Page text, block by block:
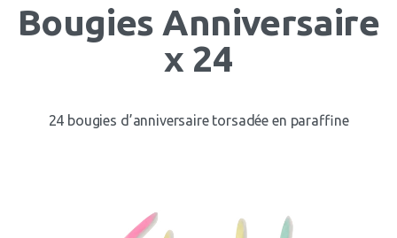
Bougies Anniversaire
x 24
24 bougies d’anniversaire torsadée en paraffine